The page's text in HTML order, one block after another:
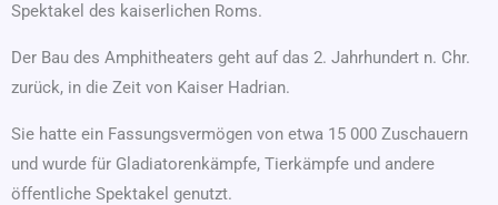
Spektakel des kaiserlichen Roms.
Der Bau des Amphitheaters geht auf das 2. Jahrhundert n. Chr.
zurück, in die Zeit von Kaiser Hadrian.
Sie hatte ein Fassungsvermögen von etwa 15 000 Zuschauern
und wurde für Gladiatorenkämpfe, Tierkämpfe und andere
öffentliche Spektakel genutzt.